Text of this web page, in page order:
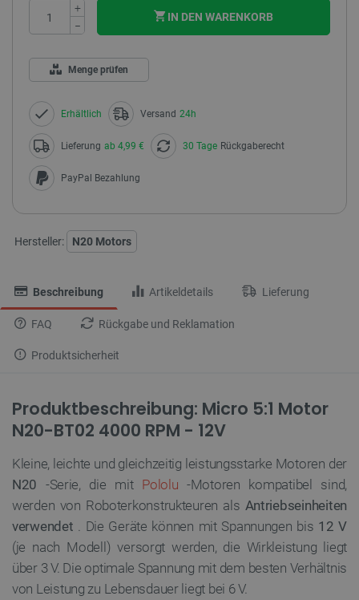
+
−
IN DEN WARENKORB
Menge prüfen
Erhältlich Versand 24h
Lieferung ab 4,99 € 30 Tage Rückgaberecht
PayPal Bezahlung
Hersteller: N20 Motors
Beschreibung Artikeldetails Lieferung
FAQ Rückgabe und Reklamation
Produktsicherheit
Produktbeschreibung: Micro 5:1 Motor
N20-BT02 4000 RPM - 12V
Kleine, leichte und gleichzeitig leistungsstarke Motoren der
N20 -Serie, die mit Pololu -Motoren kompatibel sind,
werden von Roboterkonstrukteuren als Antriebseinheiten
verwendet . Die Geräte können mit Spannungen bis 12 V
(je nach Modell) versorgt werden, die Wirkleistung liegt
über 3 V. Die optimale Spannung mit dem besten Verhältnis
von Leistung zu Lebensdauer liegt bei 6 V.